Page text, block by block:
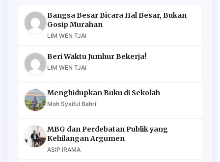
Bangsa Besar Bicara Hal Besar, Bukan
Gosip Murahan
LIM WEN TJAI
Beri Waktu Jumhur Bekerja!
LIM WEN TJAI
Menghidupkan Buku di Sekolah
Moh Syaiful Bahri
MBG dan Perdebatan Publik yang
Kehilangan Argumen
ASIP IRAMA